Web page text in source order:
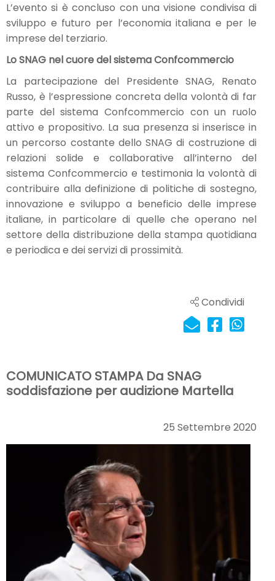
L’evento si è concluso con una visione condivisa di
sviluppo e futuro per l’economia italiana e per le
imprese del terziario.
Lo SNAG nel cuore del sistema Confcommercio
La partecipazione del Presidente SNAG, Renato
Russo, è l’espressione concreta della volontà di far
parte del sistema Confcommercio con un ruolo
attivo e propositivo. La sua presenza si inserisce in
un percorso costante dello SNAG di costruzione di
relazioni solide e collaborative all’interno del
sistema Confcommercio e testimonia la volontà di
contribuire alla definizione di politiche di sostegno,
innovazione e sviluppo a beneficio delle imprese
italiane, in particolare di quelle che operano nel
settore della distribuzione della stampa quotidiana
e periodica e dei servizi di prossimità.
Condividi
COMUNICATO STAMPA Da SNAG
soddisfazione per audizione Martella
25 Settembre 2020